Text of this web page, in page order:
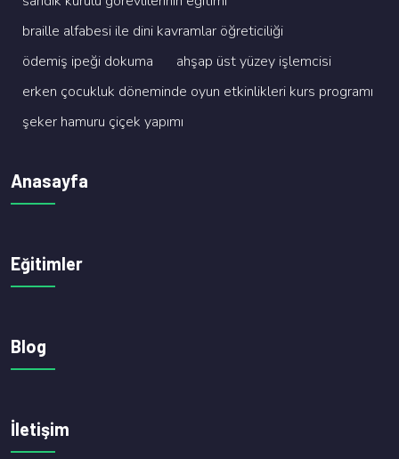
brai̇lle alfabesi̇ i̇le di̇ni̇ kavramlar öğreti̇ci̇li̇ği̇
ödemi̇ş i̇peği̇ dokuma
ahşap üst yüzey i̇şlemci̇si̇
erken çocukluk dönemi̇nde oyun etki̇nli̇kleri̇ kurs programi
şeker hamuru çi̇çek yapimi
Anasayfa
Eğitimler
Blog
İletişim